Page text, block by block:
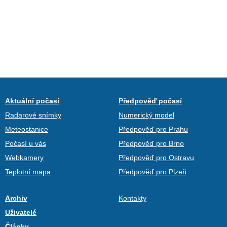
Aktuální počasí
Radarové snímky
Meteostanice
Počasí u vás
Webkamery
Teplotní mapa
Předpověď počasí
Numerický model
Předpověď pro Prahu
Předpověď pro Brno
Předpověď pro Ostravu
Předpověď pro Plzeň
Archiv
Uživatelé
Kontakty